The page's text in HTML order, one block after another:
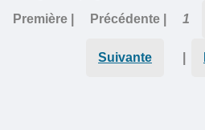
Première |
Précédente | 1
Suivante